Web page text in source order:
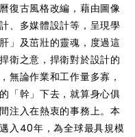
復古風格改編，藉由圖像
、多媒體設計等，呈現學
」及茁壯的靈魂，度過這
衛之意，捍衛對於設計的
無論作業和工作量多寡，
「幹」下去，就算身心俱
注入在熱衷的事務上。本
入40年，為全球最具規模